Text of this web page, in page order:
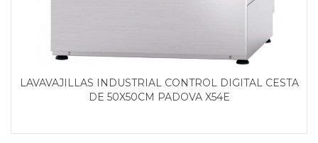
LAVAVAJILLAS INDUSTRIAL CONTROL DIGITAL CESTA
DE 50X50CM PADOVA X54E